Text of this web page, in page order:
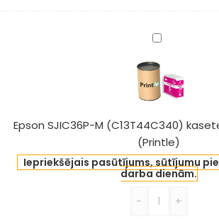
Epson
M
kasete
magenta
80ml
(Printle)
Epson SJIC36P-M (C13T44C340)
(Printle)
Iepriekšējais pasūtījums, sūtījumu
darba dienām.
-
+